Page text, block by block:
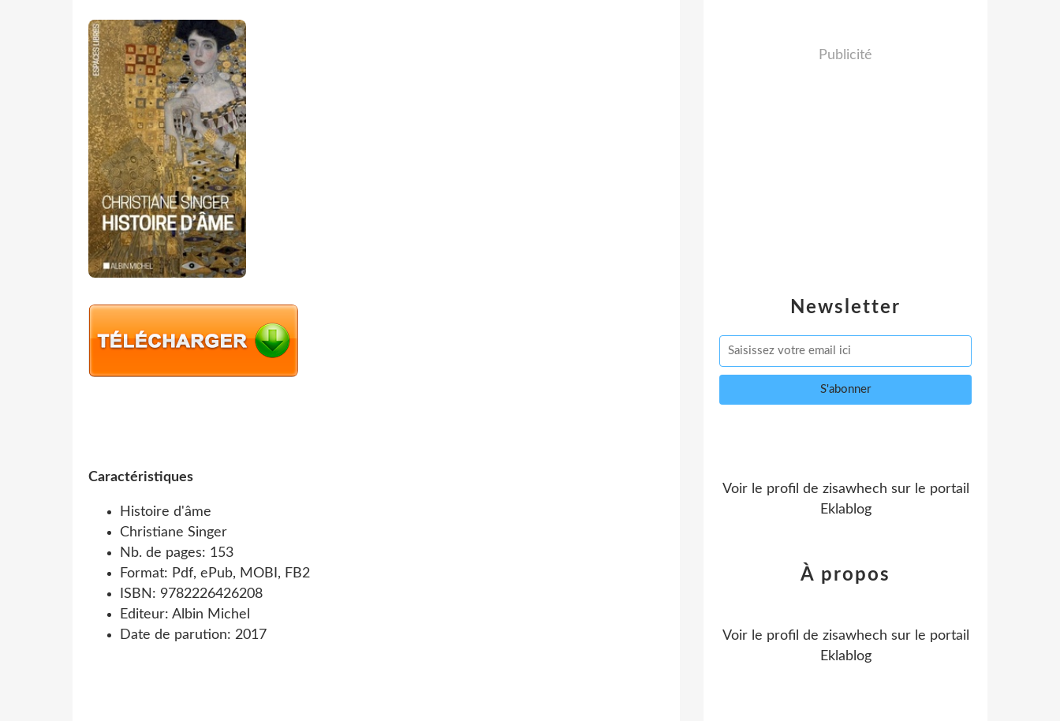
Caractéristiques
Histoire d'âme
Christiane Singer
Nb. de pages: 153
Format: Pdf, ePub, MOBI, FB2
ISBN: 9782226426208
Editeur: Albin Michel
Date de parution: 2017
Newsletter
Publicité
Voir le profil de zisawhech sur le portail
Eklablog
À propos
Voir le profil de zisawhech sur le portail
Eklablog